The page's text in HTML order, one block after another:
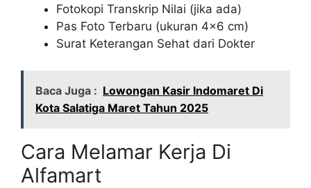
Fotokopi Transkrip Nilai (jika ada)
Pas Foto Terbaru (ukuran 4×6 cm)
Surat Keterangan Sehat dari Dokter
Baca Juga : Lowongan Kasir Indomaret Di
Kota Salatiga Maret Tahun 2025
Cara Melamar Kerja Di
Alfamart